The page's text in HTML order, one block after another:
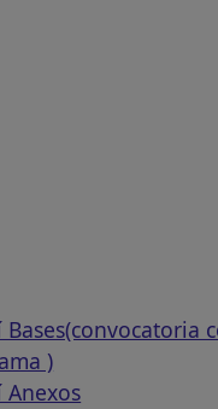
Bases(convocatoria
)
Anexos